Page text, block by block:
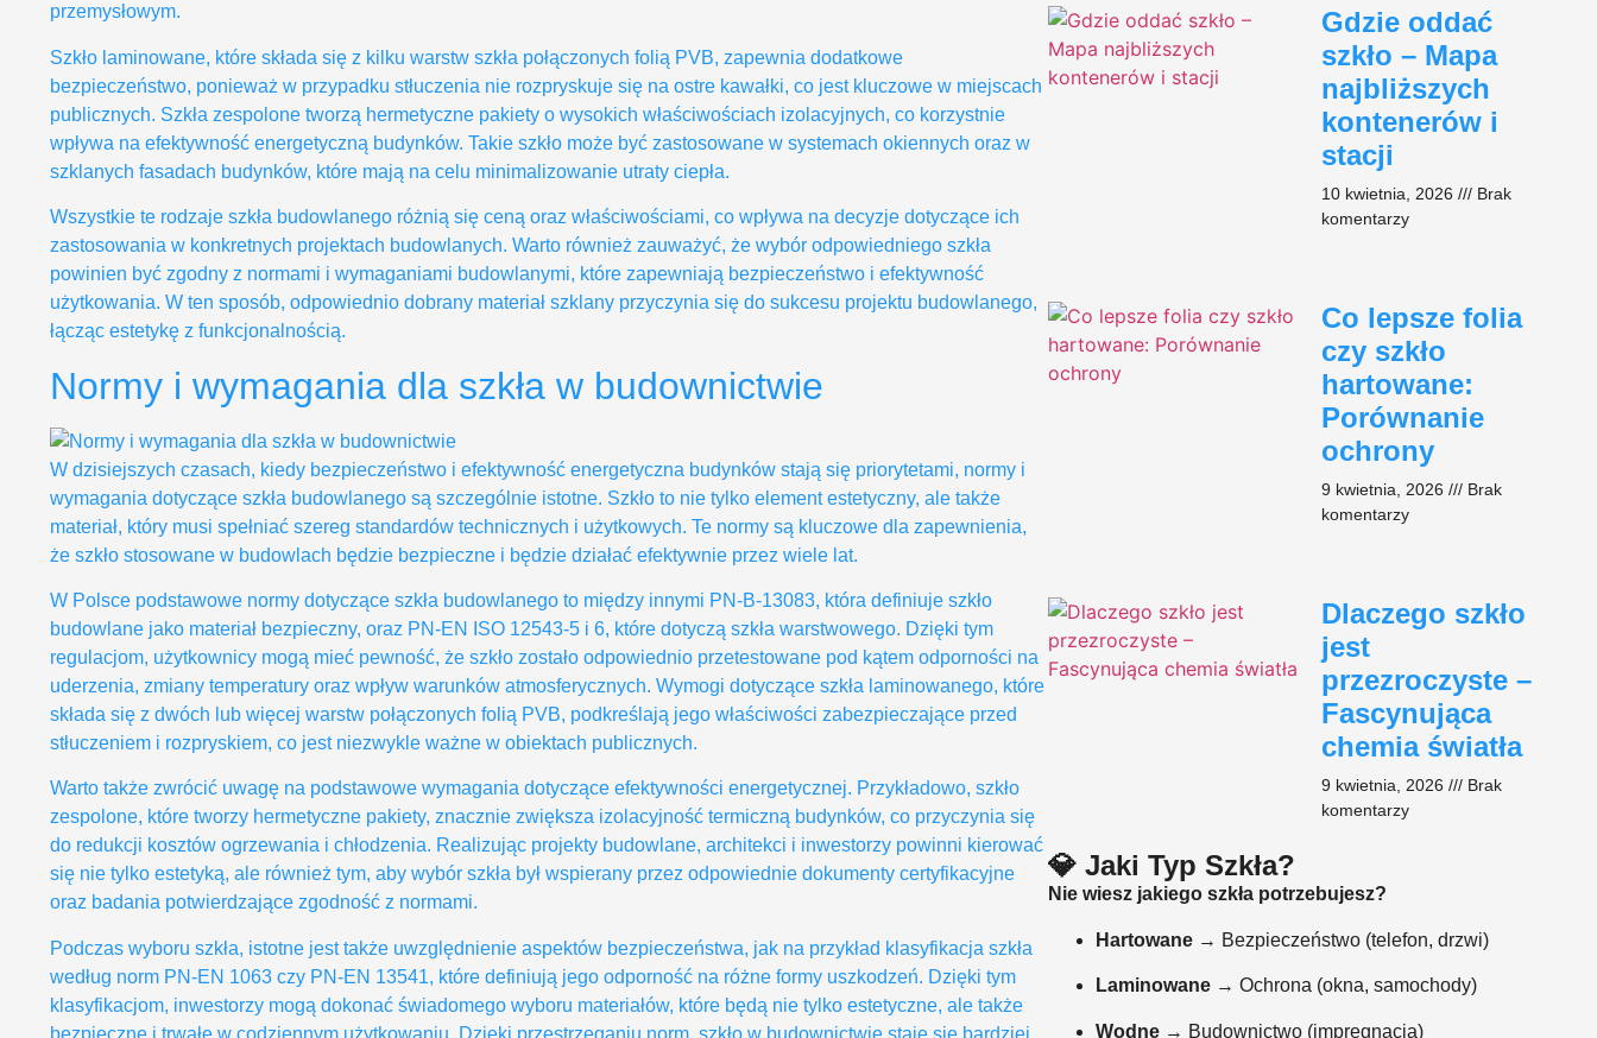
przemysłowym.
Szkło laminowane, które składa się z kilku warstw szkła połączonych folią PVB, zapewnia dodatkowe
bezpieczeństwo, ponieważ w przypadku stłuczenia nie rozpryskuje się na ostre kawałki, co jest kluczowe w miejscach
publicznych. Szkła zespolone tworzą hermetyczne pakiety o wysokich właściwościach izolacyjnych, co korzystnie
wpływa na efektywność energetyczną budynków. Takie szkło może być zastosowane w systemach okiennych oraz w
szklanych fasadach budynków, które mają na celu minimalizowanie utraty ciepła.
Wszystkie te rodzaje szkła budowlanego różnią się ceną oraz właściwościami, co wpływa na decyzje dotyczące ich
zastosowania w konkretnych projektach budowlanych. Warto również zauważyć, że wybór odpowiedniego szkła
powinien być zgodny z normami i wymaganiami budowlanymi, które zapewniają bezpieczeństwo i efektywność
użytkowania. W ten sposób, odpowiednio dobrany materiał szklany przyczynia się do sukcesu projektu budowlanego,
łącząc estetykę z funkcjonalnością.
Normy i wymagania dla szkła w budownictwie
W dzisiejszych czasach, kiedy bezpieczeństwo i efektywność energetyczna budynków stają się priorytetami, normy i
wymagania dotyczące szkła budowlanego są szczególnie istotne. Szkło to nie tylko element estetyczny, ale także
materiał, który musi spełniać szereg standardów technicznych i użytkowych. Te normy są kluczowe dla zapewnienia,
że szkło stosowane w budowlach będzie bezpieczne i będzie działać efektywnie przez wiele lat.
W Polsce podstawowe normy dotyczące szkła budowlanego to między innymi PN-B-13083, która definiuje szkło
budowlane jako materiał bezpieczny, oraz PN-EN ISO 12543-5 i 6, które dotyczą szkła warstwowego. Dzięki tym
regulacjom, użytkownicy mogą mieć pewność, że szkło zostało odpowiednio przetestowane pod kątem odporności na
uderzenia, zmiany temperatury oraz wpływ warunków atmosferycznych. Wymogi dotyczące szkła laminowanego, które
składa się z dwóch lub więcej warstw połączonych folią PVB, podkreślają jego właściwości zabezpieczające przed
stłuczeniem i rozpryskiem, co jest niezwykle ważne w obiektach publicznych.
Warto także zwrócić uwagę na podstawowe wymagania dotyczące efektywności energetycznej. Przykładowo, szkło
zespolone, które tworzy hermetyczne pakiety, znacznie zwiększa izolacyjność termiczną budynków, co przyczynia się
do redukcji kosztów ogrzewania i chłodzenia. Realizując projekty budowlane, architekci i inwestorzy powinni kierować
się nie tylko estetyką, ale również tym, aby wybór szkła był wspierany przez odpowiednie dokumenty certyfikacyjne
oraz badania potwierdzające zgodność z normami.
Podczas wyboru szkła, istotne jest także uwzględnienie aspektów bezpieczeństwa, jak na przykład klasyfikacja szkła
według norm PN-EN 1063 czy PN-EN 13541, które definiują jego odporność na różne formy uszkodzeń. Dzięki tym
klasyfikacjom, inwestorzy mogą dokonać świadomego wyboru materiałów, które będą nie tylko estetyczne, ale także
bezpieczne i trwałe w codziennym użytkowaniu. Dzięki przestrzeganiu norm, szkło w budownictwie staje się bardziej
Gdzie oddać
szkło – Mapa
najbliższych
kontenerów i
stacji
10 kwietnia, 2026
Brak
komentarzy
Co lepsze folia
czy szkło
hartowane:
Porównanie
ochrony
9 kwietnia, 2026
Brak
komentarzy
Dlaczego szkło
jest
przezroczyste –
Fascynująca
chemia światła
9 kwietnia, 2026
Brak
komentarzy
💎 Jaki Typ Szkła?
Nie wiesz jakiego szkła potrzebujesz?
Hartowane → Bezpieczeństwo (telefon, drzwi)
Laminowane → Ochrona (okna, samochody)
Wodne → Budownictwo (impregnacja)